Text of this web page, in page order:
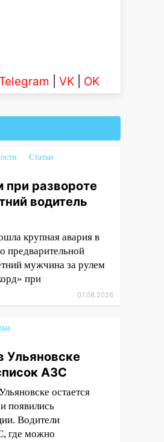
Telegram VK OK
Статьи
при развороте
водитель
крупная авария в
предварительной
мужчина за рулем
при
07.08.2026
Ульяновске
АЗС
остается
появились
Водители
где можно